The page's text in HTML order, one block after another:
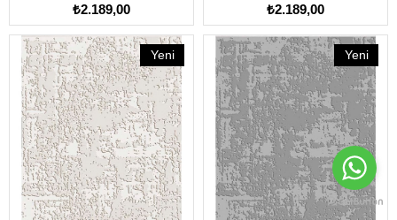
₺2.189,00
₺2.189,00
Yeni
Ürün
Yeni
Ürün